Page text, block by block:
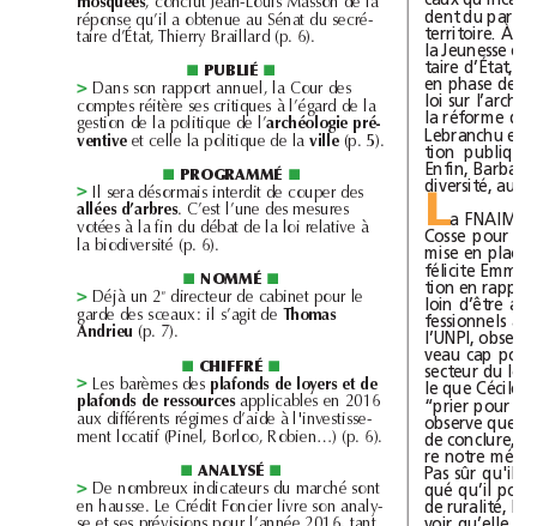
mosquées
réponse
a obtenue au Sénat du
secré-
taire
d’État, Thierry Braillard (p.6).
publié
> Dans son rapport annuel, la Cour
des
comptes
réitère ses critiques à l’égard de la
gestion
de la politique de l’arc
héo l ogie
pré-
ventive
et celle la politique de la vill e (p.5).
programmé
> sera désormais interdit de couper des
a llées d’ar
b res. C’est l’une des
mesures
votées à la fin du débat de la loi relative à
la
biodiversité (p.6).
nommé
> Déjà un 2e directeur de cabinet pour le
garde
des sceaux: s’agit de Th omas
An
d rieu (p.7).
chiffré
> Les barèmes des p l
afon d s de oyers et d e
pl
afond s de ressources applicables en
2016
aux
différents régimes d’aide à
l'investisse-
ment
locatif (Pinel, Borloo, Robien…) (p.6).
analysé
> De nombreux indicateurs du marché
sont
en
hausse. Le Crédit Foncier livre son
analy-
dent du
territoire. À
la
Jeunesse
taire d’État,
en phase
de
loi
sur
la
réforme
Lebranchu
tion
Enfin,
diversité,
La FNAIM
Cosse
pour
mise
en
félicite
tion
en
loin
d’être
fessionnels
l’UNPI,
veau
cap
secteur
du
le
que
Cécile
“prier
pour
observe
que
de conclure,
re
notre
Pas
sûr
qué
de
ruralité,